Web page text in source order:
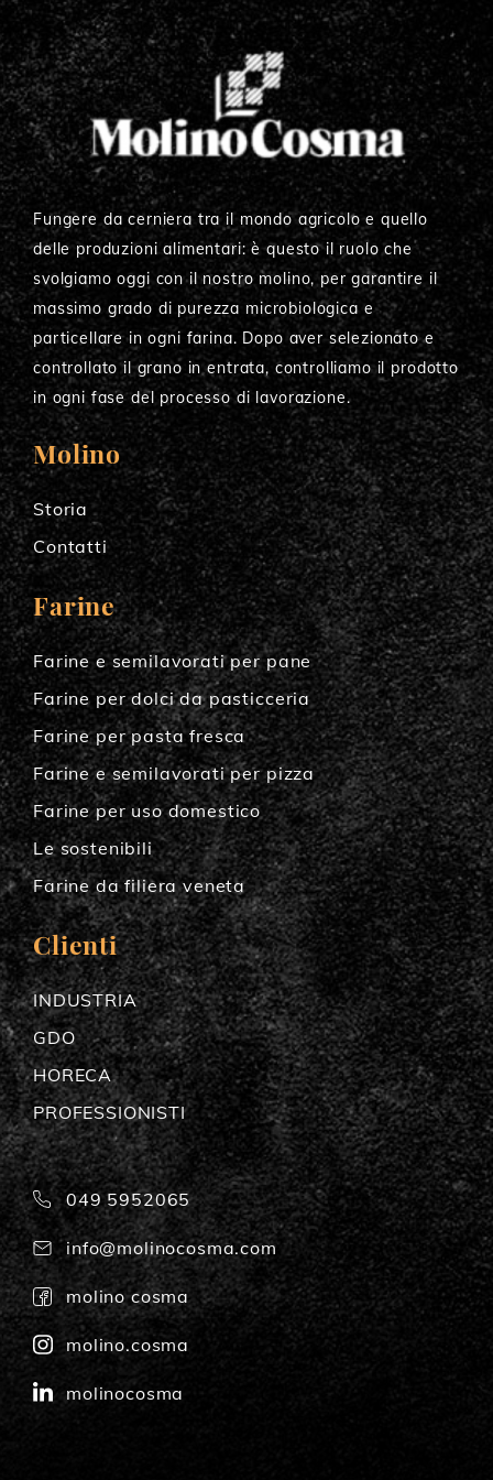
Fungere da cerniera tra il mondo agricolo e quello
delle produzioni alimentari: è questo il ruolo che
svolgiamo oggi con il nostro molino, per garantire il
massimo grado di purezza microbiologica e
particellare in ogni farina. Dopo aver selezionato e
controllato il grano in entrata, controlliamo il prodotto
in ogni fase del processo di lavorazione.
Molino
Storia
Contatti
Farine
Farine e semilavorati per pane
Farine per dolci da pasticceria
Farine per pasta fresca
Farine e semilavorati per pizza
Farine per uso domestico
Le sostenibili
Farine da filiera veneta
Clienti
INDUSTRIA
GDO
HORECA
PROFESSIONISTI
049 5952065
info@molinocosma.com
molino cosma
molino.cosma
molinocosma